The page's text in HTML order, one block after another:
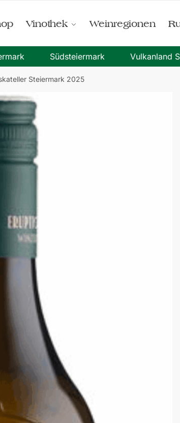
Vinothek Weinregionen
Südsteiermark Vulkanland
Steiermark 2025